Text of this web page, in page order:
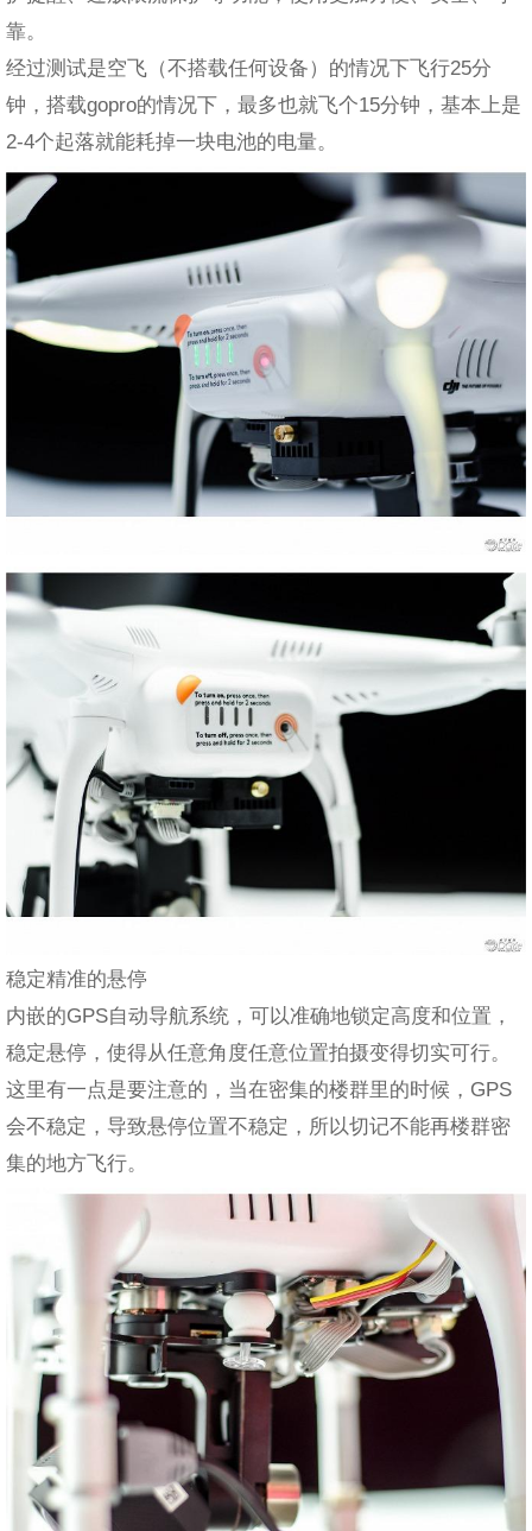
靠。
经过测试是空飞（不搭载任何设备）的情况下飞行25分
钟，搭载gopro的情况下，最多也就飞个15分钟，基本上是
2-4个起落就能耗掉一块电池的电量。
稳定精准的悬停
内嵌的GPS自动导航系统，可以准确地锁定高度和位置，
稳定悬停，使得从任意角度任意位置拍摄变得切实可行。
这里有一点是要注意的，当在密集的楼群里的时候，GPS
会不稳定，导致悬停位置不稳定，所以切记不能再楼群密
集的地方飞行。